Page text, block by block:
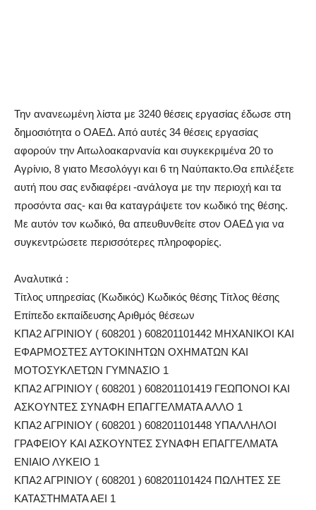
Την ανανεωμένη λίστα με 3240 θέσεις εργασίας έδωσε στη
δημοσιότητα ο ΟΑΕΔ. Από αυτές 34 θέσεις εργασίας
αφορούν την Αιτωλοακαρνανία και συγκεκριμένα 20 το
Αγρίνιο, 8 γιατο Μεσολόγγι και 6 τη Ναύπακτο.Θα επιλέξετε
αυτή που σας ενδιαφέρει -ανάλογα με την περιοχή και τα
προσόντα σας- και θα καταγράψετε τον κωδικό της θέσης.
Με αυτόν τον κωδικό, θα απευθυνθείτε στον ΟΑΕΔ για να
συγκεντρώσετε περισσότερες πληροφορίες.
Αναλυτικά :
Τίτλος υπηρεσίας (Κωδικός) Κωδικός θέσης Τίτλος θέσης
Επίπεδο εκπαίδευσης Αριθμός θέσεων
ΚΠΑ2 ΑΓΡΙΝΙΟΥ ( 608201 ) 608201101442 ΜΗΧΑΝΙΚΟΙ ΚΑΙ
ΕΦΑΡΜΟΣΤΕΣ ΑΥΤΟΚΙΝΗΤΩΝ ΟΧΗΜΑΤΩΝ ΚΑΙ
ΜΟΤΟΣΥΚΛΕΤΩΝ ΓΥΜΝΑΣΙΟ 1
ΚΠΑ2 ΑΓΡΙΝΙΟΥ ( 608201 ) 608201101419 ΓΕΩΠΟΝΟΙ ΚΑΙ
ΑΣΚΟΥΝΤΕΣ ΣΥΝΑΦΗ ΕΠΑΓΓΕΛΜΑΤΑ ΑΛΛΟ 1
ΚΠΑ2 ΑΓΡΙΝΙΟΥ ( 608201 ) 608201101448 ΥΠΑΛΛΗΛΟΙ
ΓΡΑΦΕΙΟΥ ΚΑΙ ΑΣΚΟΥΝΤΕΣ ΣΥΝΑΦΗ ΕΠΑΓΓΕΛΜΑΤΑ
ΕΝΙΑΙΟ ΛΥΚΕΙΟ 1
ΚΠΑ2 ΑΓΡΙΝΙΟΥ ( 608201 ) 608201101424 ΠΩΛΗΤΕΣ ΣΕ
ΚΑΤΑΣΤΗΜΑΤΑ ΑΕΙ 1